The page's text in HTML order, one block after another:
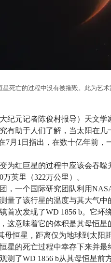
死亡的过程中没有被摧毁。此为艺
大纪元记者陈俊村报导）天文
有助于人们了解，当太阳在
7月1日指出，在数十亿年前
为红巨星的过程中应该会吞
英里（322万公里）。
一个国际研究团队利用
量了该行星的温度与其大气中
首次发现了WD 1856 b。它
这意味着它的体积是其母恒星
母恒星，距离仅为地球到太
星的死亡过程中幸存下来并最
测了WD 1856 b从其母恒星